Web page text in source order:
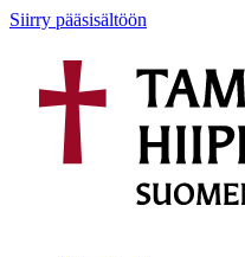
Siirry pääsisältöön